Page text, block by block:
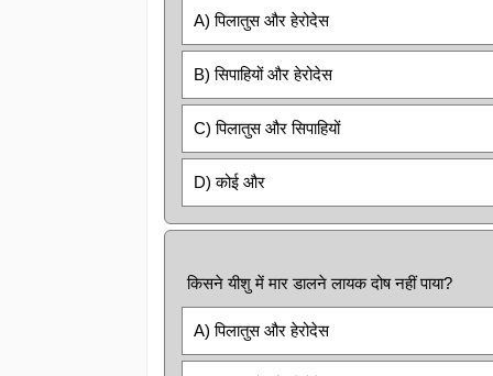
A) पिलातुस और हेरोदेस
B) सिपाहियों और हेरोदेस
C) पिलातुस और सिपाहियों
D) कोई और
किसने यीशु में मार डालने लायक दोष नहीं पाया?
A) पिलातुस और हेरोदेस